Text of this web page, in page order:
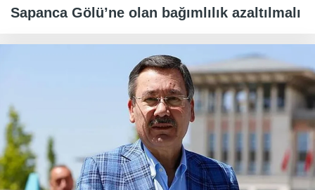
Sapanca Gölü’ne olan bağımlılık azaltılmalı